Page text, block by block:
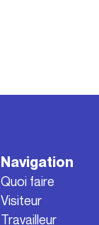
Navigation
Quoi faire
Visiteur
Travailleur